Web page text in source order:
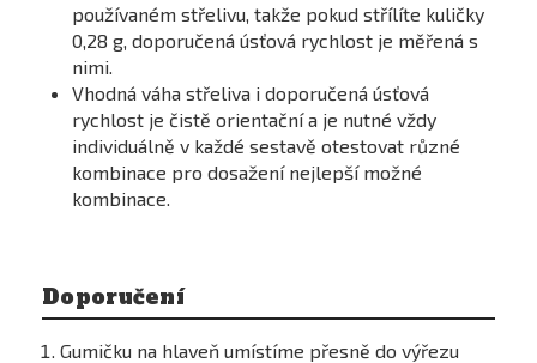
používaném střelivu, takže pokud střílíte kuličky
0,28 g, doporučená úsťová rychlost je měřená s
nimi.
Vhodná váha střeliva i doporučená úsťová
rychlost je čistě orientační a je nutné vždy
individuálně v každé sestavě otestovat různé
kombinace pro dosažení nejlepší možné
kombinace.
Doporučení
Gumičku na hlaveň umístíme přesně do výřezu